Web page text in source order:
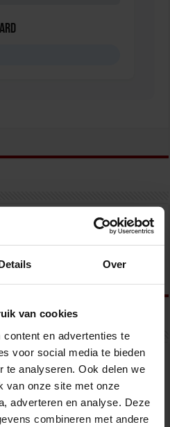
Over
van cookies
en advertenties te
voor social media te bieden
te analyseren. Ook delen we
van onze site met onze
adverteren en analyse. Deze
combineren met andere
opleidingsmanager veiligheid bij het
voor Bedrijf en Overheid.